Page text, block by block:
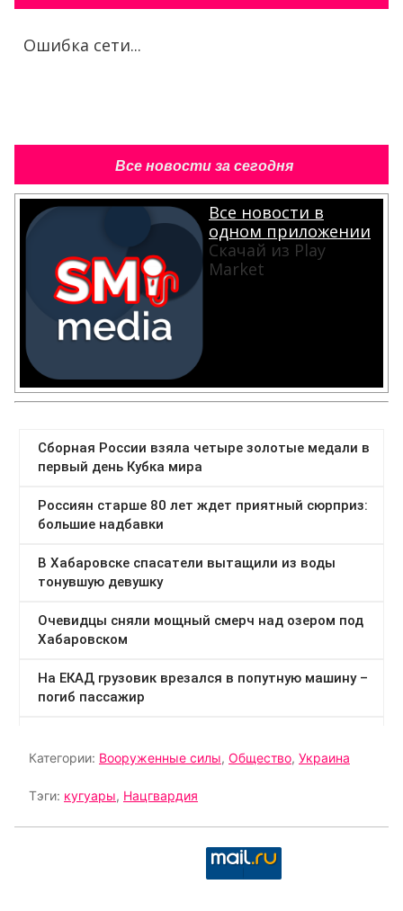
Ошибка сети...
Все новости за сегодня
Все новости в
одном приложении
Скачай из Play
Market
Категории: Вооруженные силы, Общество, Украина
Тэги: кугуары, Нацгвардия